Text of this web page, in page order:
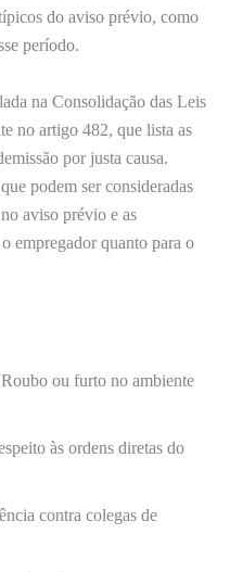
do aviso prévio, como
período.
na Consolidação das Leis
no artigo 482, que lista as
por justa causa.
podem ser consideradas
aviso prévio e as
empregador quanto para o
Roubo ou furto no ambiente
às ordens diretas do
contra colegas de